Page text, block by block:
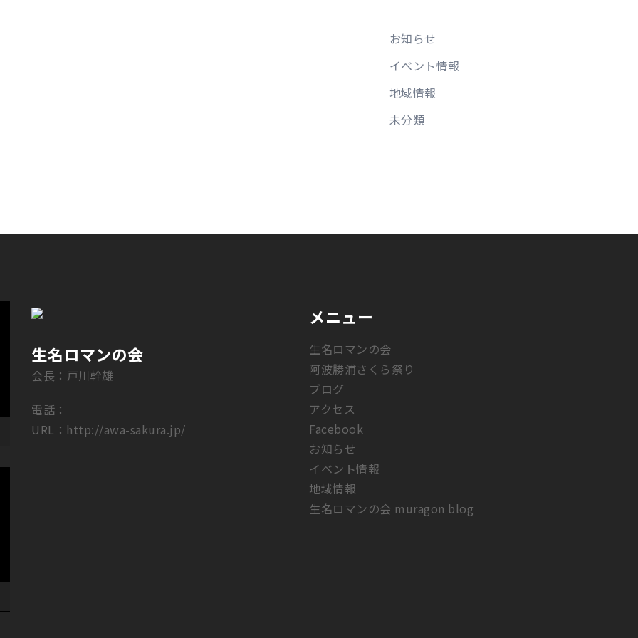
お知らせ
イベント情報
地域情報
未分類
生名ロマンの会
会長：戸川幹雄
電話：
URL： http://awa-sakura.jp/
メニュー
生名ロマンの会
阿波勝浦さくら祭り
ブログ
アクセス
Facebook
お知らせ
イベント情報
地域情報
生名ロマンの会 muragon blog